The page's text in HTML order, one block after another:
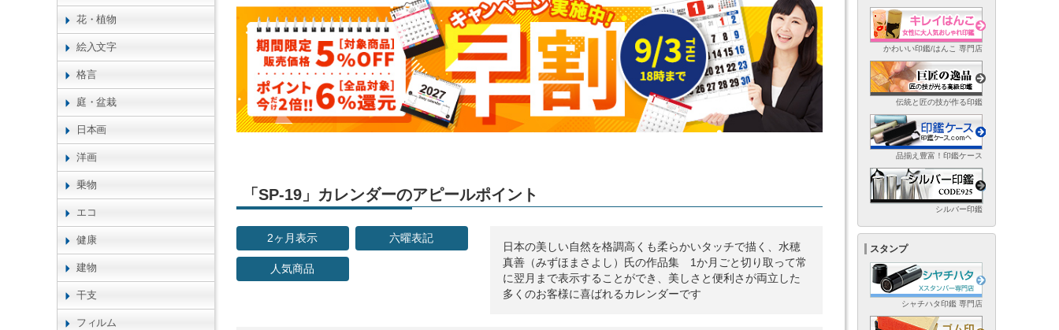
「SP-19」カレンダーのアピールポイント
2ヶ月表示 六曜表記
人気商品
日本の美しい自然を格調高くも柔らかいタッチで描く、水穂
真善（みずほまさよし）氏の作品集 1か月ごと切り取って常
に翌月まで表示することができ、美しさと便利さが両立した
多くのお客様に喜ばれるカレンダーです
花・植物
絵入文字
格言
庭・盆栽
日本画
洋画
乗物
エコ
健康
建物
干支
フィルム
かわいい印鑑/はんこ 専門店
伝統と匠の技が作る印鑑
品揃え豊富！印鑑ケース
シルバー印鑑
スタンプ
シャチハタ印鑑 専門店